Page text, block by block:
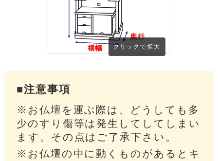
クリックで拡大
■注意事項
※お仏壇を運ぶ際は、どうしても多
少のすり傷等は発生してしてしまい
ます。その点はご了承下さい。
※お仏壇の中に動くものがあるとキ